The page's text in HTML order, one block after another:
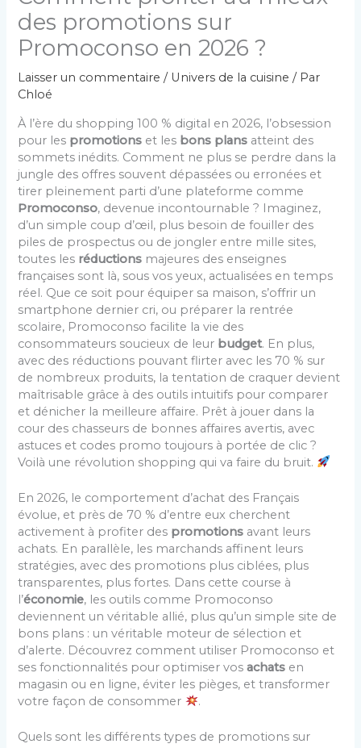
des promotions sur
Promoconso en 2026 ?
Laisser un commentaire / Univers de la cuisine / Par
Chloé
À l’ère du shopping 100 % digital en 2026, l’obsession
pour les promotions et les bons plans atteint des
sommets inédits. Comment ne plus se perdre dans la
jungle des offres souvent dépassées ou erronées et
tirer pleinement parti d’une plateforme comme
Promoconso, devenue incontournable ? Imaginez,
d’un simple coup d’œil, plus besoin de fouiller des
piles de prospectus ou de jongler entre mille sites,
toutes les réductions majeures des enseignes
françaises sont là, sous vos yeux, actualisées en temps
réel. Que ce soit pour équiper sa maison, s’offrir un
smartphone dernier cri, ou préparer la rentrée
scolaire, Promoconso facilite la vie des
consommateurs soucieux de leur budget. En plus,
avec des réductions pouvant flirter avec les 70 % sur
de nombreux produits, la tentation de craquer devient
maîtrisable grâce à des outils intuitifs pour comparer
et dénicher la meilleure affaire. Prêt à jouer dans la
cour des chasseurs de bonnes affaires avertis, avec
astuces et codes promo toujours à portée de clic ?
Voilà une révolution shopping qui va faire du bruit.
En 2026, le comportement d’achat des Français
évolue, et près de 70 % d’entre eux cherchent
activement à profiter des promotions avant leurs
achats. En parallèle, les marchands affinent leurs
stratégies, avec des promotions plus ciblées, plus
transparentes, plus fortes. Dans cette course à
l’économie, les outils comme Promoconso
deviennent un véritable allié, plus qu’un simple site de
bons plans : un véritable moteur de sélection et
d’alerte. Découvrez comment utiliser Promoconso et
ses fonctionnalités pour optimiser vosachats en
magasin ou en ligne, éviter les pièges, et transformer
votre façon de consommer
.
Quels sont les différents types de promotions sur